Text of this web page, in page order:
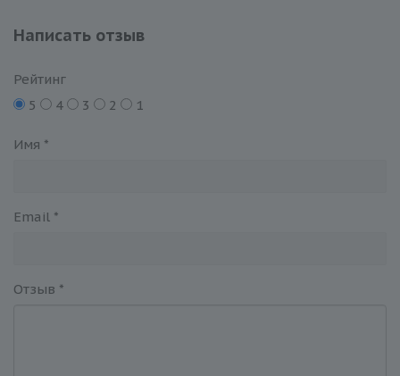
Написать отзыв
Рейтинг
5
4 3 2 1
Имя *
Email *
Отзыв *